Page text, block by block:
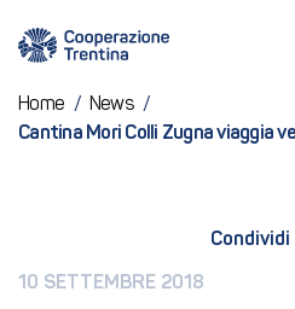
Home / News /
Cantina Mori Colli Zugna viaggia
10 SETTEMBRE 2018